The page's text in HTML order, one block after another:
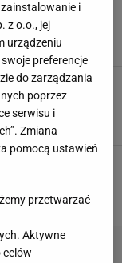
sprzedaży może
Pokazał
zainstalowanie i
z o.o., jej
urządzeniu
preferencje
do zarządzania
poprzez
serwisu i
Zmiana
pomocą ustawień
przetwarzać
Aktywne
celów